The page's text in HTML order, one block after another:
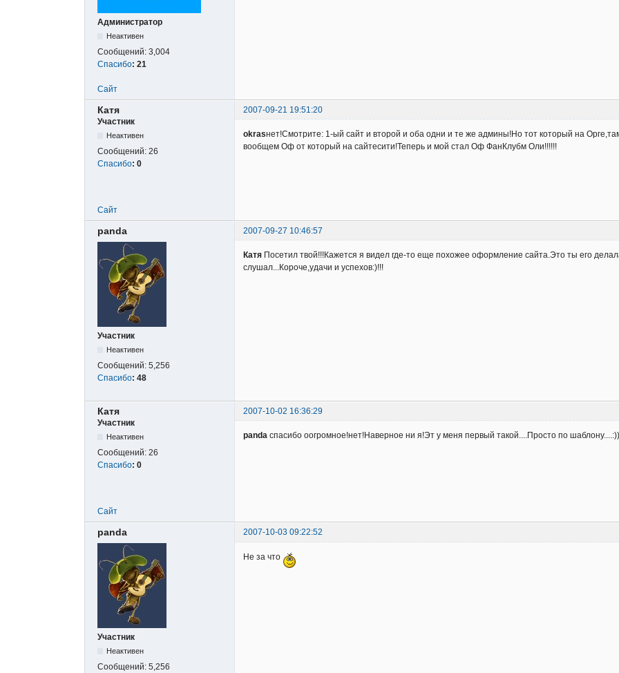
Администратор
Неактивен
Сообщений: 3,004
Спасибо: 21
Сайт
Катя
2007-09-21 19:51:20
Участник
Неактивен
Сообщений: 26
Спасибо: 0
okrasнет!Смотрите: 1-ый сайт и второй и оба одни и те же админы!Но тот который на
вообщем Оф от который на сайтесити!Теперь и мой стал Оф ФанКлубм Оли!!!!!!
Сайт
panda 2007-09-27 10:46:57
Участник
Неактивен
Сообщений: 5,256
Спасибо: 48
Катя Посетил твой!!!Кажется я видел где-то еще похожее оформление сайта.Это ты его
слушал...Короче,удачи и успехов:)!!!
Катя
2007-10-02 16:36:29
Участник
Неактивен
Сообщений: 26
Спасибо: 0
panda спасибо оогромное!нет!Наверное ни я!Эт у меня первый такой....Просто по
Сайт
panda 2007-10-03 09:22:52
Участник
Неактивен
Сообщений: 5,256
Не за что